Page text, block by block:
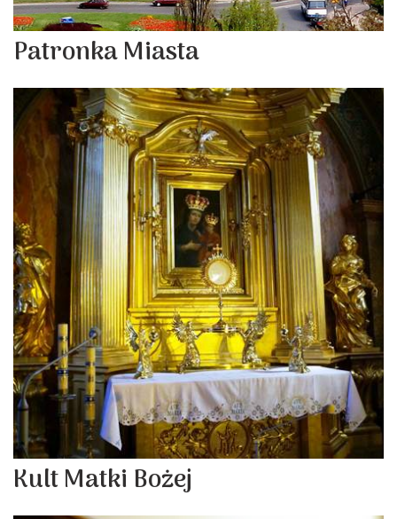
Patronka Miasta
Kult Matki Bożej